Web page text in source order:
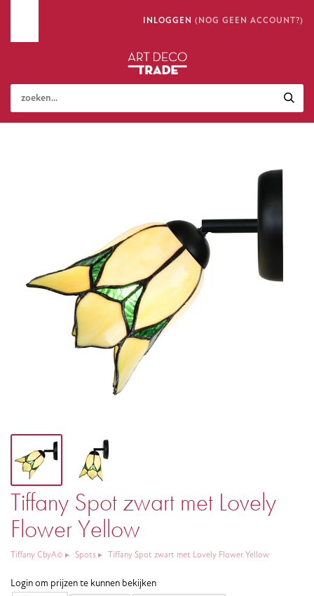
INLOGGEN (NOG GEEN ACCOUNT?)
Tiffany Spot zwart met Lovely
Flower Yellow
Tiffany CbyA© Spots Tiffany Spot zwart met Lovely Flower Yellow
Login om prijzen te kunnen bekijken